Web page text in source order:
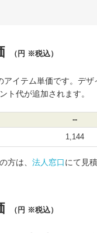
（円 ※税込）
アイテム単価です。デザ
ト代が追加されます。
--
1,144
方は、 法人窓口にて見
（円 ※税込）